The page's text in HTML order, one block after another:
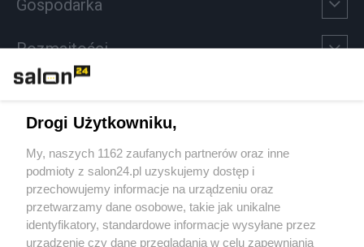
Gospodarka
Rozmaitości
Sport
Społeczeństwo
Kultura
Drogi Użytkowniku,
My, naszych 1162 zaufanych partnerów oraz inne
podmioty z salon24.pl uzyskujemy dostęp i
przechowujemy informacje na urządzeniu oraz
przetwarzamy dane osobowe, takie jak unikalne
identyfikatory, standardowe informacje wysyłane przez
urządzenie czy dane przeglądania w celu zapewniania